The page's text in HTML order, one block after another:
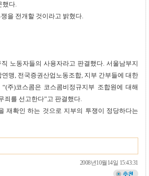
했다.
을 전개할 것이라고 밝혔다.
노동자들의 사용자라고 판결했다. 서울남부지
맹, 전국증권산업노동조합, 지부 간부들에 대한
주)코스콤은 코스콤비정규지부 조합원에 대해
죄를 선고한다”고 판결했다.
재확인 하는 것으로 지부의 투쟁이 정당하다는
2008년10월14일 15:43:31